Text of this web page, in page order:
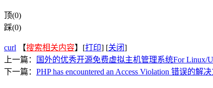
顶(0)
踩(0)
curl 【搜索相关内容】[打印] [关闭]
上一篇：
国外的优秀开源免费虚拟主机管理系统For Linux/
下一篇： PHP has encountered an Access Violation 错误的解